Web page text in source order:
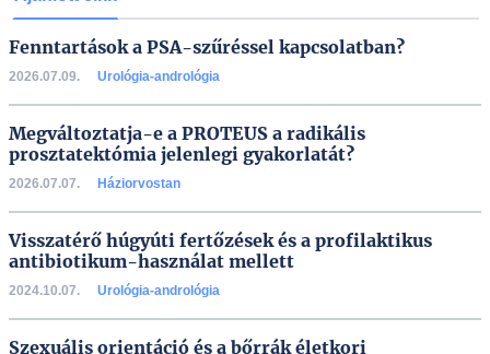
Fenntartások a PSA-szűréssel kapcsolatban?
2026.07.09. Urológia-andrológia
Megváltoztatja-e a PROTEUS a radikális
prosztatektómia jelenlegi gyakorlatát?
2026.07.07. Háziorvostan
Visszatérő húgyúti fertőzések és a profilaktikus
antibiotikum-használat mellett
2024.10.07. Urológia-andrológia
Szexuális orientáció és a bőrrák életkori